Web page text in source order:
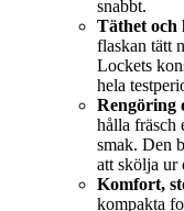
snabbt.
Täthet
flaskan tätt
Lockets
hela
Rengöring
hålla fräsch
smak. Den
att skölja ur
Komfort,
kompakta